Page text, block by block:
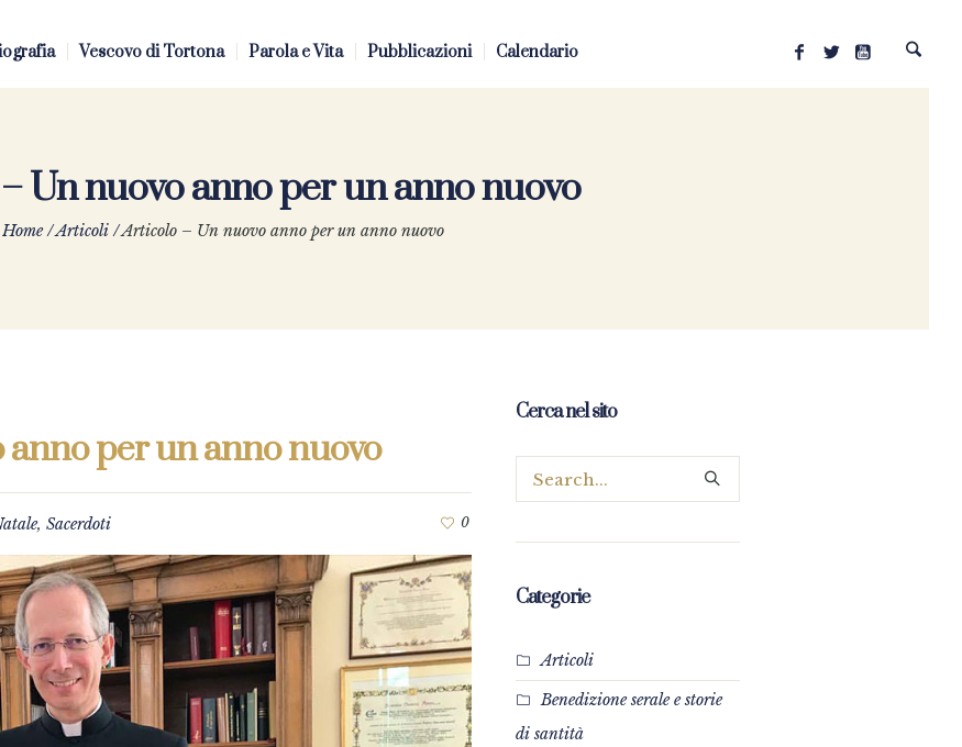
Vescovo di Tortona Parola e Vita Pubblicazioni Calendario
Un nuovo anno per un anno nuovo
Home /Articoli /Articolo – Un nuovo anno per un anno nuovo
per un anno nuovo
, Sacerdoti 0
Cerca nel sito
Categorie
Articoli
Benedizione serale e storie
di santità